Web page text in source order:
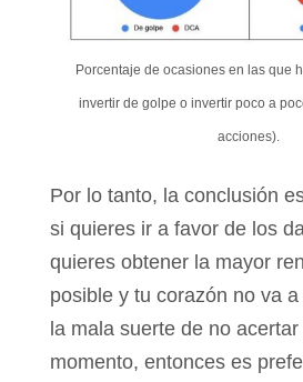
Porcentaje de ocasiones en las que
invertir de golpe o invertir poco a
acciones).
Por lo tanto, la conclusión
si quieres ir a favor de los
quieres obtener la mayor
posible y tu corazón no va
la mala suerte de no acertar
momento, entonces es